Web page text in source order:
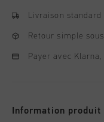
Livraison
Retour simple
Payer avec
Information produit